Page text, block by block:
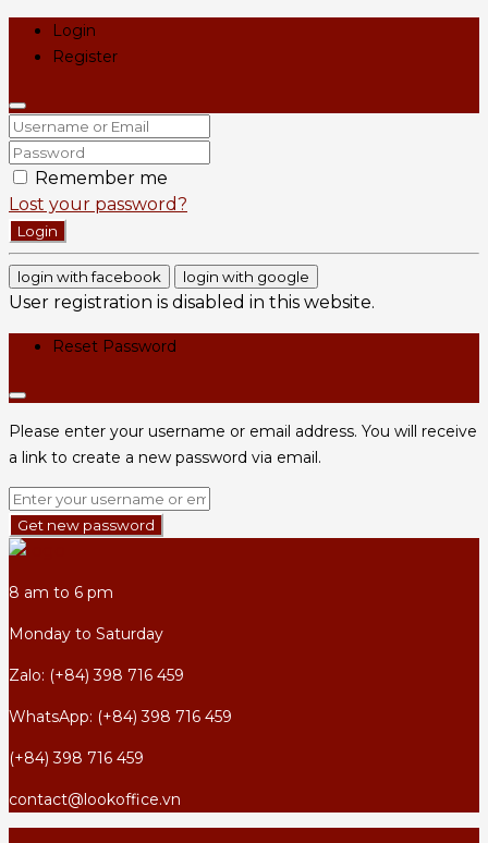
Login
Register
Remember me
Lost your password?
Login
login with facebook login with google
User registration is disabled in this website.
Reset Password
Please enter your username or email address. You will receive
a link to create a new password via email.
Get new password
8 am to 6 pm
Monday to Saturday
Zalo: (+84) 398 716 459
WhatsApp: (+84) 398 716 459
(+84) 398 716 459
contact@lookoffice.vn